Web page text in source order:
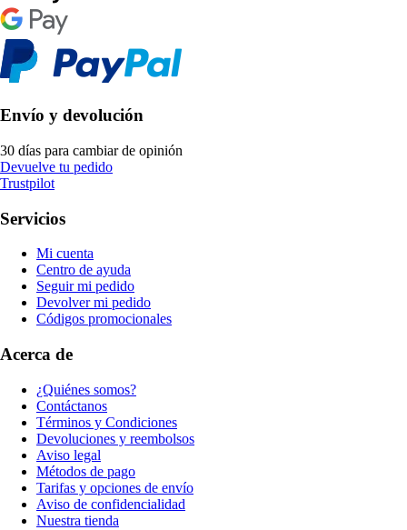
Envío y devolución
30 días para cambiar de opinión
Devuelve tu pedido
Trustpilot
Servicios
Mi cuenta
Centro de ayuda
Seguir mi pedido
Devolver mi pedido
Códigos promocionales
Acerca de
¿Quiénes somos?
Contáctanos
Términos y Condiciones
Devoluciones y reembolsos
Aviso legal
Métodos de pago
Tarifas y opciones de envío
Aviso de confidencialidad
Nuestra tienda